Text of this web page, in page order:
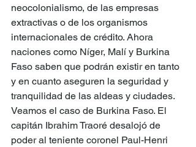
neocolonialismo, de las empresas
extractivas o de los organismos
internacionales de crédito. Ahora
naciones como Níger, Malí y Burkina
Faso saben que podrán existir en tanto
y en cuanto aseguren la seguridad y
tranquilidad de las aldeas y ciudades.
Veamos el caso de Burkina Faso. El
capitán Ibrahim Traoré desalojó de
poder al teniente coronel Paul-Henri